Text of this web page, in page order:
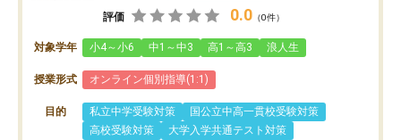
評価 0.0 （0件）
対象学年 小4～小6 中1～中3 高1～高3 浪人生
授業形式 オンライン個別指導(1:1)
目的 私立中学受験対策
国公立中高一貫校受験対策
高校受験対策
大学入学共通テスト対策